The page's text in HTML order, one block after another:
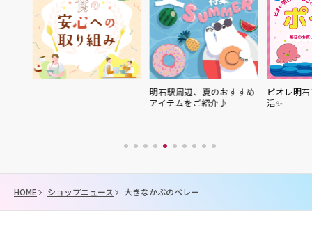
明石駅周辺、夏のおすすめ
アイテムをご紹介♪
ピオレ明石
活✨
HOME ショップニュース 大きなかぶのベレー